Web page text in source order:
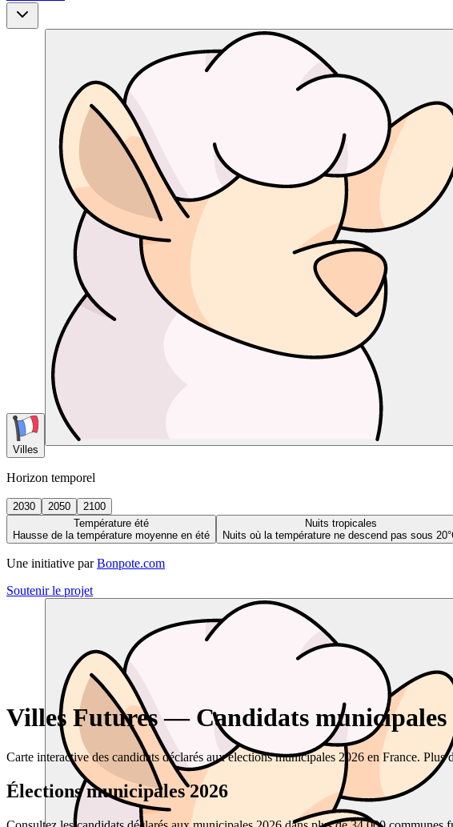
Villes
Horizon temporel
2030 2050
2100
Température été
Hausse de la température moyenne en été
Nuits tropicales
Nuits où la température ne descend pas sous
Une initiative par Bonpote.com
Soutenir le projet
Villes Futures — Candidats municipales
Carte interactive des candidats déclarés aux élections municipales 2026 en France.
Élections municipales 2026